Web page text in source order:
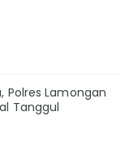
Polres Lamongan
Tanggul